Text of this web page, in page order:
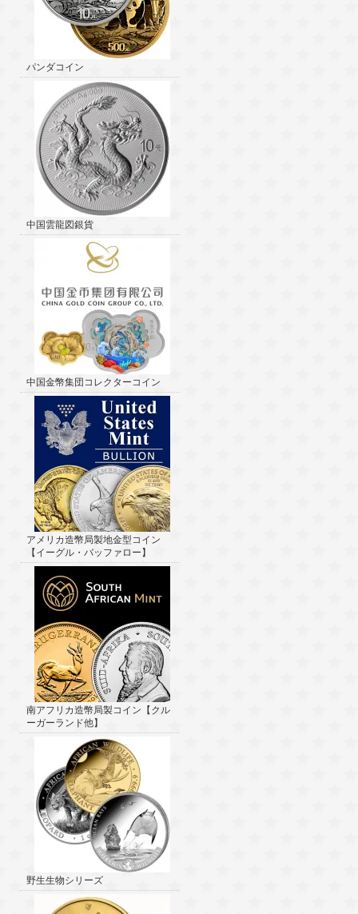
パンダコイン
中国雲龍図銀貨
中国金幣集団コレクターコイン
アメリカ造幣局製地金型コイン
【イーグル・バッファロー】
南アフリカ造幣局製コイン【クル
ーガーランド他】
野生生物シリーズ